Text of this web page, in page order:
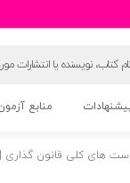
منابع
های کلی قانون گذاری |